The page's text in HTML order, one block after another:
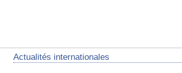
Actualités internationales